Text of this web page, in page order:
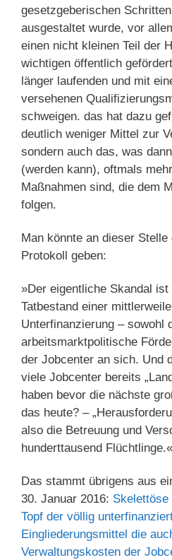
gesetzgeberischen
ausgestaltet wurde, vor
einen nicht kleinen Teil der
wichtigen öffentlich
länger laufenden und mit
versehenen
schweigen. das hat dazu
deutlich weniger Mittel zur
sondern auch das, was
(werden kann), oftmals
Maßnahmen sind, die dem
folgen.
Man könnte an dieser
Protokoll geben:
»Der eigentliche Skandal
Tatbestand einer
Unterfinanzierung – sowohl
arbeitsmarktpolitische
der Jobcenter an sich. Und
viele Jobcenter bereits
haben bevor die nächste
das heute? –
also die Betreuung und
hunderttausend Flüchtlinge.«
Das stammt übrigens aus
30. Januar 2016: Skelettöse
Topf der völlig
Eingliederungsmittel die
Verwaltungskosten der